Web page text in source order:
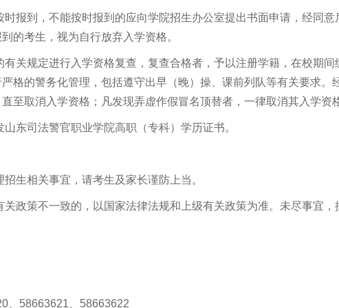
报到，不能按时报到的应向学院招生办公室提出书面申请，经同意
的考生，视为自行放弃入学资格。
关规定进行入学资格复查，复查合格者，予以注册学籍，在校期间
格的警务化管理，包括遵守出早（晚）操、课前列队等有关要求。
至取消入学资格；凡发现弄虚作假冒名顶替者，一律取消其入学资
东司法警官职业学院高职（专科）学历证书。
生相关事宜，请考生及家长谨防上当。
政策不一致的，以国家法律法规和上级有关政策为准。未尽事宜，
、58663621、58663622